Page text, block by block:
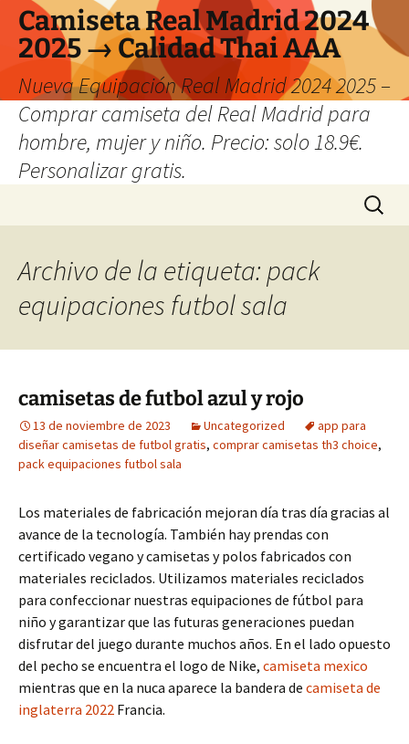
Camiseta Real Madrid 2024
2025 → Calidad Thai AAA
Nueva Equipación Real Madrid 2024 2025 –
Comprar camiseta del Real Madrid para
hombre, mujer y niño. Precio: solo 18.9€.
Personalizar gratis.
Buscar:
Archivo de la etiqueta: pack
equipaciones futbol sala
camisetas de futbol azul y rojo
13 de noviembre de 2023 Uncategorized
app para
diseñar camisetas de futbol gratis, comprar camisetas th3 choice,
pack equipaciones futbol sala
Los materiales de fabricación mejoran día tras día gracias al
avance de la tecnología. También hay prendas con
certificado vegano y camisetas y polos fabricados con
materiales reciclados. Utilizamos materiales reciclados
para confeccionar nuestras equipaciones de fútbol para
niño y garantizar que las futuras generaciones puedan
disfrutar del juego durante muchos años. En el lado opuesto
del pecho se encuentra el logo de Nike, camiseta mexico
mientras que en la nuca aparece la bandera de camiseta de
inglaterra 2022 Francia.